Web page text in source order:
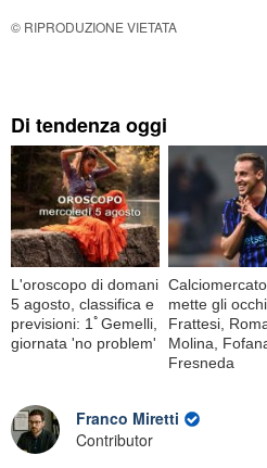
© RIPRODUZIONE VIETATA
Di tendenza oggi
L'oroscopo di domani
5 agosto, classifica e
previsioni: 1ﾟGemelli,
giornata 'no problem'
mette gli
Frattesi,
Molina,
Fresneda
Franco Miretti
Contributor